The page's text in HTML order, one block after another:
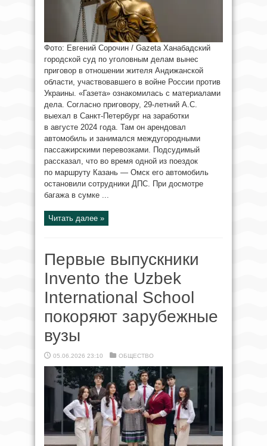
Фото: Евгений Сорочин / Gazeta Ханабадский
городской суд по уголовным делам вынес
приговор в отношении жителя Андижанской
области, участвовавшего в войне России против
Украины. «Газета» ознакомилась с материалами
дела. Согласно приговору, 29-летний А.С.
выехал в Санкт-Петербург на заработки
в августе 2024 года. Там он арендовал
автомобиль и занимался междугородными
пассажирскими перевозками. Подсудимый
рассказал, что во время одной из поездок
по маршруту Казань — Омск его автомобиль
остановили сотрудники ДПС. При досмотре
багажа в сумке ...
Читать далее »
Первые выпускники
Invento the Uzbek
International School
покоряют зарубежные
вузы
05.06.2026 23:10 ОБЩЕСТВО